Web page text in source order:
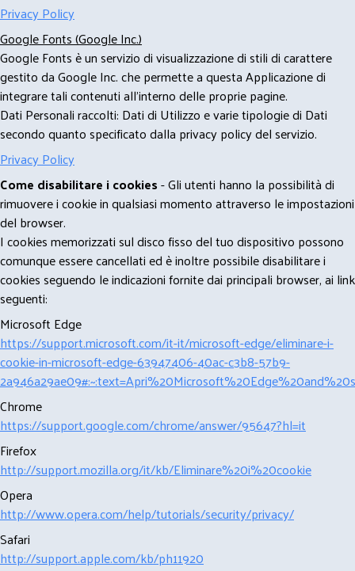
Privacy Policy
Google Fonts (Google Inc.)
Google Fonts è un servizio di visualizzazione di stili di carattere
gestito da Google Inc. che permette a questa Applicazione di
integrare tali contenuti all'interno delle proprie pagine.
Dati Personali raccolti: Dati di Utilizzo e varie tipologie di Dati
secondo quanto specificato dalla privacy policy del servizio.
Privacy Policy
Come disabilitare i cookies- Gli utenti hanno la possibilità di
rimuovere i cookie in qualsiasi momento attraverso le impostazioni
del browser.
I cookies memorizzati sul disco fisso del tuo dispositivo possono
comunque essere cancellati ed è inoltre possibile disabilitare i
cookies seguendo le indicazioni fornite dai principali browser, ai link
seguenti:
Microsoft Edge
https://support.microsoft.com/it-it/microsoft-edge/eliminare-i-
cookie-in-microsoft-edge-63947406-40ac-c3b8-57b9-
Chrome
https://support.google.com/chrome/answer/95647?hl=it
Firefox
http://support.mozilla.org/it/kb/Eliminare%20i%20cookie
Opera
http://www.opera.com/help/tutorials/security/privacy/
Safari
http://support.apple.com/kb/ph11920